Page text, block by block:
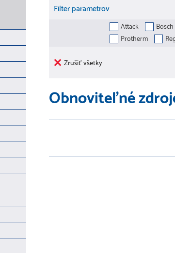
Filter parametrov
Attack Bosch
Protherm
Zrušiť všetky
Obnoviteľné